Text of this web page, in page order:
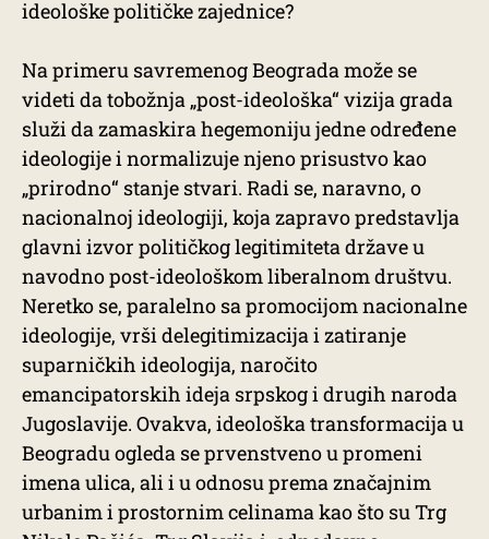
ideološke političke zajednice?
Na primeru savremenog Beograda može se
videti da tobožnja „post-ideološka“ vizija grada
služi da zamaskira hegemoniju jedne određene
ideologije i normalizuje njeno prisustvo kao
„prirodno“ stanje stvari. Radi se, naravno, o
nacionalnoj ideologiji, koja zapravo predstavlja
glavni izvor političkog legitimiteta države u
navodno post-ideološkom liberalnom društvu.
Neretko se, paralelno sa promocijom nacionalne
ideologije, vrši delegitimizacija i zatiranje
suparničkih ideologija, naročito
emancipatorskih ideja srpskog i drugih naroda
Jugoslavije. Ovakva, ideološka transformacija u
Beogradu ogleda se prvenstveno u promeni
imena ulica, ali i u odnosu prema značajnim
urbanim i prostornim celinama kao što su Trg